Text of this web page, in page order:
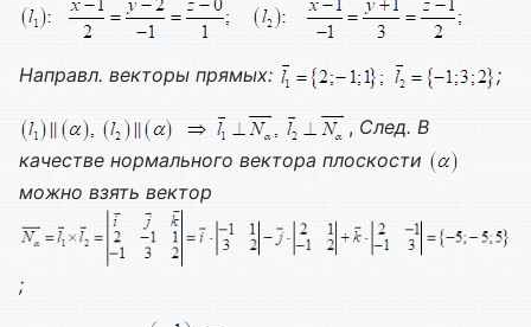
Направл. векторы прямых: ;
, След. В
качестве нормального вектора плоскости
можно взять вектор
;